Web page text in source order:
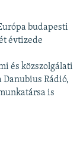
budapesti
évtizede
és közszolgálati
Danubius Rádió,
is